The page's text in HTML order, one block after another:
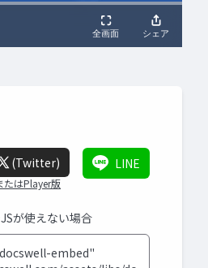
(Twitter)
たはPlayer版
LINE
が使えない場合